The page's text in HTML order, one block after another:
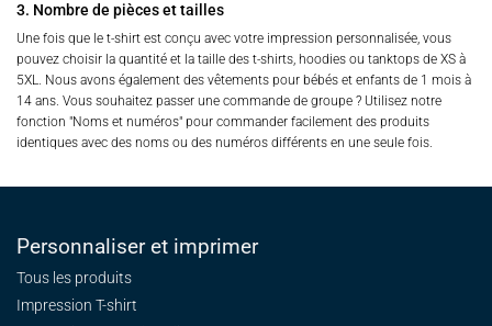
3. Nombre de pièces et tailles
Une fois que le t-shirt est conçu avec votre impression personnalisée, vous
pouvez choisir la quantité et la taille des t-shirts, hoodies ou tanktops de XS à
5XL. Nous avons également des vêtements pour bébés et enfants de 1 mois à
14 ans. Vous souhaitez passer une commande de groupe ? Utilisez notre
fonction "Noms et numéros" pour commander facilement des produits
identiques avec des noms ou des numéros différents en une seule fois.
Personnaliser et imprimer
Tous les produits
Impression T-shirt